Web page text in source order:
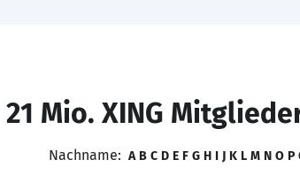
21 Mio. XING
Nachname: A B C D E F G H I J K L M N O P